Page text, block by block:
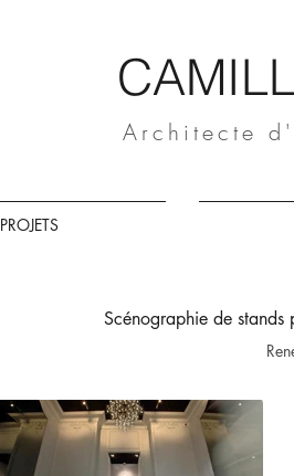
Architecte
PROJETS
Scénographie de